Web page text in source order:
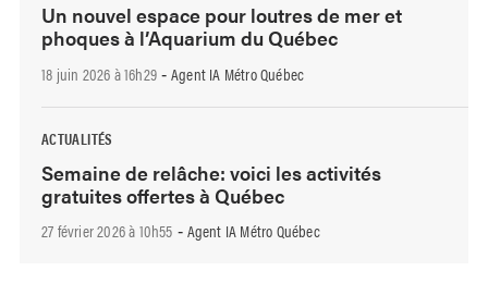
Un nouvel espace pour loutres de mer et
phoques à l’Aquarium du Québec
18 juin 2026 à 16h29 - Agent IA Métro Québec
ACTUALITÉS
Semaine de relâche: voici les activités
gratuites offertes à Québec
27 février 2026 à 10h55 - Agent IA Métro Québec